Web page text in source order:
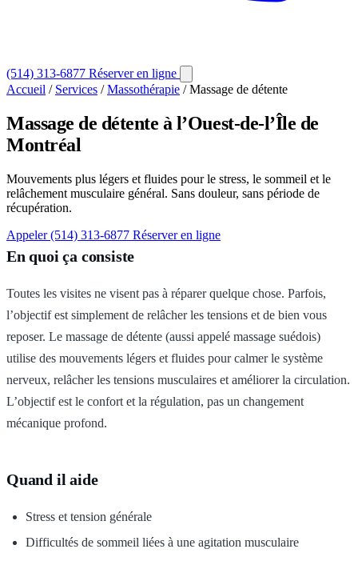
(514) 313-6877 Réserver en ligne
Accueil / Services / Massothérapie / Massage de détente
Massage de détente à l’Ouest-de-l’Île de
Montréal
Mouvements plus légers et fluides pour le stress, le sommeil et le
relâchement musculaire général. Sans douleur, sans période de
récupération.
Appeler (514) 313-6877 Réserver en ligne
En quoi ça consiste
Toutes les visites ne visent pas à réparer quelque chose. Parfois,
l’objectif est simplement de relâcher les tensions et de bien vous
reposer. Le massage de détente (aussi appelé massage suédois)
utilise des mouvements légers et fluides pour calmer le système
nerveux, relâcher les tensions musculaires et améliorer la circulation.
L’objectif est le confort et la régulation, pas un changement
mécanique profond.
Quand il aide
Stress et tension générale
Difficultés de sommeil liées à une agitation musculaire